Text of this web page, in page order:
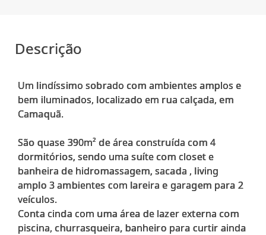
Descrição
Um lindíssimo sobrado com ambientes amplos e
bem iluminados, localizado em rua calçada, em
Camaquã.
São quase 390m² de área construída com 4
dormitórios, sendo uma suíte com closet e
banheira de hidromassagem, sacada , living
amplo 3 ambientes com lareira e garagem para 2
veículos.
Conta cinda com uma área de lazer externa com
piscina, churrasqueira, banheiro para curtir ainda